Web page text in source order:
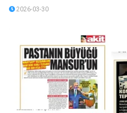
2026-03-30